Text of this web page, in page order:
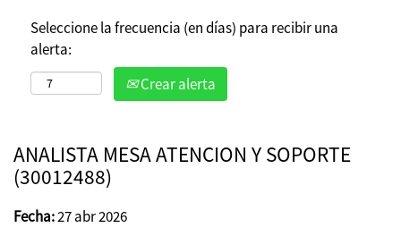
Seleccione la frecuencia (en días) para recibir una
alerta:
Crear alerta
ANALISTA MESA ATENCION Y SOPORTE
(30012488)
Fecha:27 abr 2026